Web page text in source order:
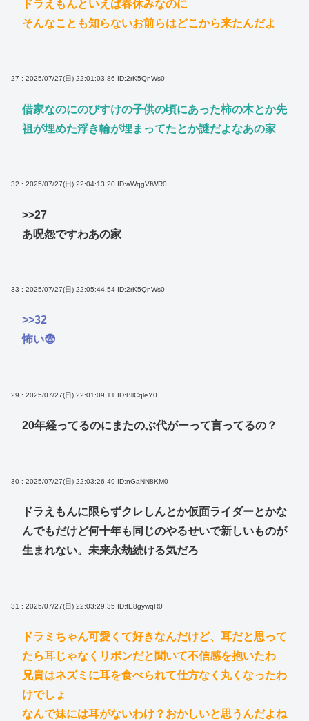
ドラえもんといえば春休みなのに
そんなことも知らないお前らはどこから来たんだよ
27 : 2025/07/27(日) 22:01:03.86 ID:2rK5QnWs0
借家なのにのびすけの子供の頃にあった柿の木とか先
祖が埋めた浮き輪が埋まってたとか謎だよなあの家
32 : 2025/07/27(日) 22:04:13.20 ID:aWqgVfWR0
>>27
あ呪怨ですわあの家
33 : 2025/07/27(日) 22:05:44.54 ID:2rK5QnWs0
>>32
怖い😨
29 : 2025/07/27(日) 22:01:09.11 ID:BllCqleY0
20年経ってるのにまたのぶ代がーって言ってるの？
30 : 2025/07/27(日) 22:03:26.49 ID:nGaNN8KM0
ドラえもんに限らずクレしんとか仮面ライダーとかな
んでもだけど何十年も同じのやるせいで新しいものが
生まれない。未来永劫続ける気だろ
31 : 2025/07/27(日) 22:03:29.35 ID:fE8gywqR0
ドラミちゃん可愛くて好きなんだけど、耳だと思って
たら耳じゃなくリボンだと聞いて不信感を抱いたわ
兄貴はネズミに耳を食べられて仕方なく丸くなったわ
けでしょ
なんで妹には耳がないわけ？おかしいと思うんだよね